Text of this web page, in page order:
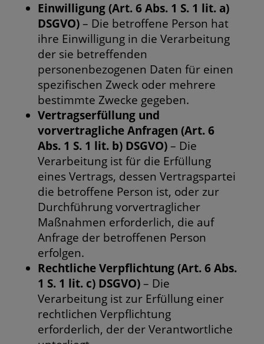
Einwilligung (Art. 6 Abs. 1 S. 1 lit. a)
DSGVO)– Die betroffene Person hat
ihre Einwilligung in die Verarbeitung
der sie betreffenden
personenbezogenen Daten für einen
spezifischen Zweck oder mehrere
bestimmte Zwecke gegeben.
Vertragserfüllung und
vorvertragliche Anfragen (Art. 6
Abs. 1 S. 1 lit. b) DSGVO)– Die
Verarbeitung ist für die Erfüllung
eines Vertrags, dessen Vertragspartei
die betroffene Person ist, oder zur
Durchführung vorvertraglicher
Maßnahmen erforderlich, die auf
Anfrage der betroffenen Person
erfolgen.
Rechtliche Verpflichtung (Art. 6 Abs.
1 S. 1 lit. c) DSGVO)– Die
Verarbeitung ist zur Erfüllung einer
rechtlichen Verpflichtung
erforderlich, der der Verantwortliche